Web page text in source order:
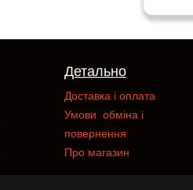
Детально
Доставка і оплата
Умови обміна і
повернення
Про магазин